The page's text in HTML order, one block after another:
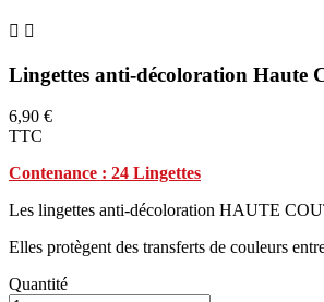
 
Lingettes anti-décoloration Haute
6,90 €
TTC
Contenance : 24 Lingettes
Les lingettes anti-décoloration HAUTE
Elles protègent des transferts de couleurs
Quantité